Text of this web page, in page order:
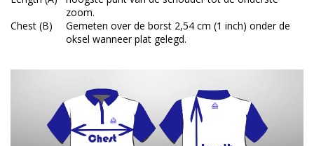
zoom.
Chest (B)
Gemeten over de borst 2,54 cm (1 inch) onder de
oksel wanneer plat gelegd.